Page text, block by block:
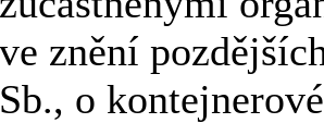
ve znění
Sb., o